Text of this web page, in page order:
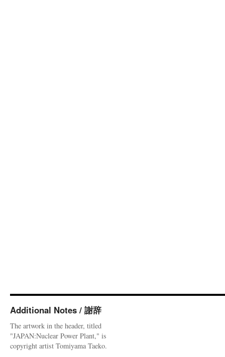
Additional Notes / 謝辞
The artwork in the header, titled
"JAPAN:Nuclear Power Plant," is
copyright artist Tomiyama Taeko.